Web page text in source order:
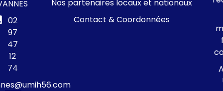
02
97
47
12
74
Nos partenaires locaux et nationaux
Contact & Coordonnées